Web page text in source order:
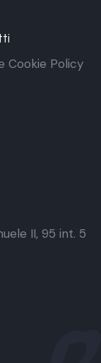
Cookie Policy
II, 95 int. 5